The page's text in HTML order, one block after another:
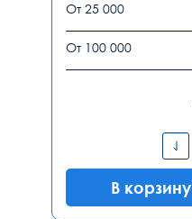
От 25 000
От 100 000
В корзину